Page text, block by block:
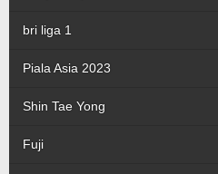
bri liga 1
Piala Asia 2023
Shin Tae Yong
Fuji